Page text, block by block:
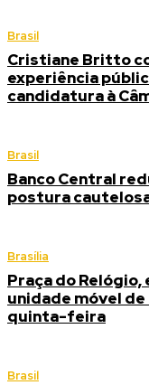
Brasil
Cristiane Britto
experiência
candidatura à
Brasil
Banco Central
postura
Brasília
Praça do
unidade móvel
quinta-feira
Brasil